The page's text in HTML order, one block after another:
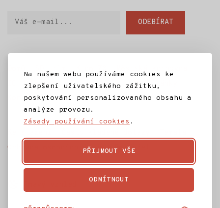
Na našem webu používáme cookies ke
zlepšení uživatelského zážitku,
poskytování personalizovaného obsahu a
analýze provozu.
Zásady používání cookies .
PŘIJMOUT VŠE
ODMÍTNOUT
ODEBÍRAT
SD Jilm Kino 70
Městská knihovna
IC Jilemnice
Projekty SD Jilm
Články
Kontakt
Ochrana osobních údajů
Rozpočet